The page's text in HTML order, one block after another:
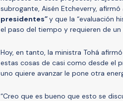
subrogante, Aisén Etcheverry, afirmó
presidentes”y que la “evaluación
el paso del tiempo y requieren de
Hoy, en tanto, la ministra Tohá afirmó
estas cosas de casi como desde el
uno quiere avanzar le pone otra
“Creo que es bueno que esto se